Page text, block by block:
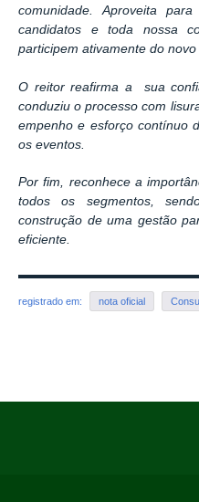
comunidade. Aproveita
candidatos e toda nossa
participem ativamente do
O reitor reafirma a sua
conduziu o processo com
empenho e esforço contínuo
os eventos.
Por fim, reconhece a
todos os segmentos,
construção de uma gestão
eficiente.
registrado em: nota oficial